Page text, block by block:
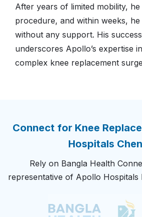
After years of limited mobility,
procedure, and within weeks,
without any support. His
underscores Apollo’s expertise
complex knee replacement
Connect for Knee
Hospitals
Rely on Bangla Health
representative of Apollo Hospitals